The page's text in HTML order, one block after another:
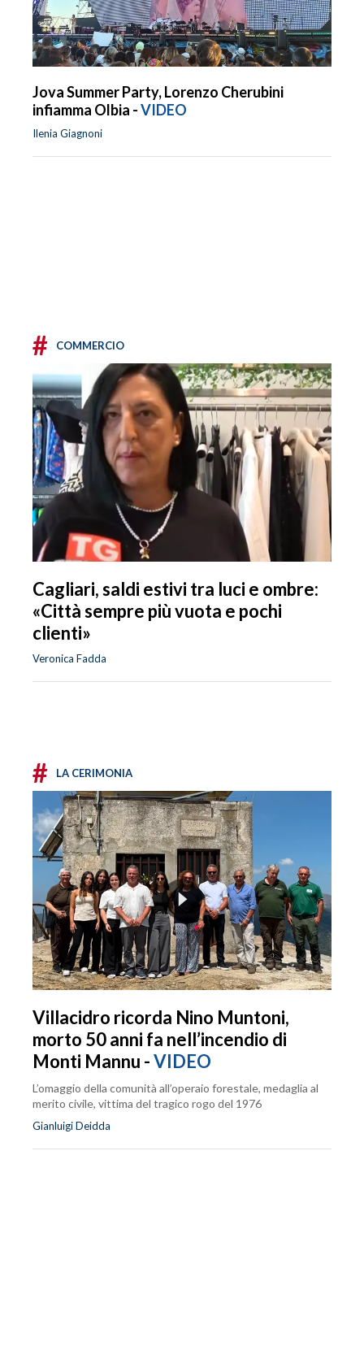
Jova Summer Party, Lorenzo Cherubini
infiamma Olbia -VIDEO
Ilenia Giagnoni
# COMMERCIO
Cagliari, saldi estivi tra luci e ombre:
«Città sempre più vuota e pochi
clienti»
Veronica Fadda
# LA CERIMONIA
Villacidro ricorda Nino Muntoni,
morto 50 anni fa nell’incendio di
Monti Mannu -VIDEO
L’omaggio della comunità all’operaio forestale, medaglia al
merito civile, vittima del tragico rogo del 1976
Gianluigi Deidda